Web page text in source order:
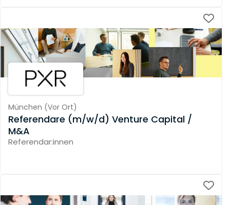
München (Vor Ort)
Referendare (m/w/d) Venture Capital /
M&A
Referendar:innen